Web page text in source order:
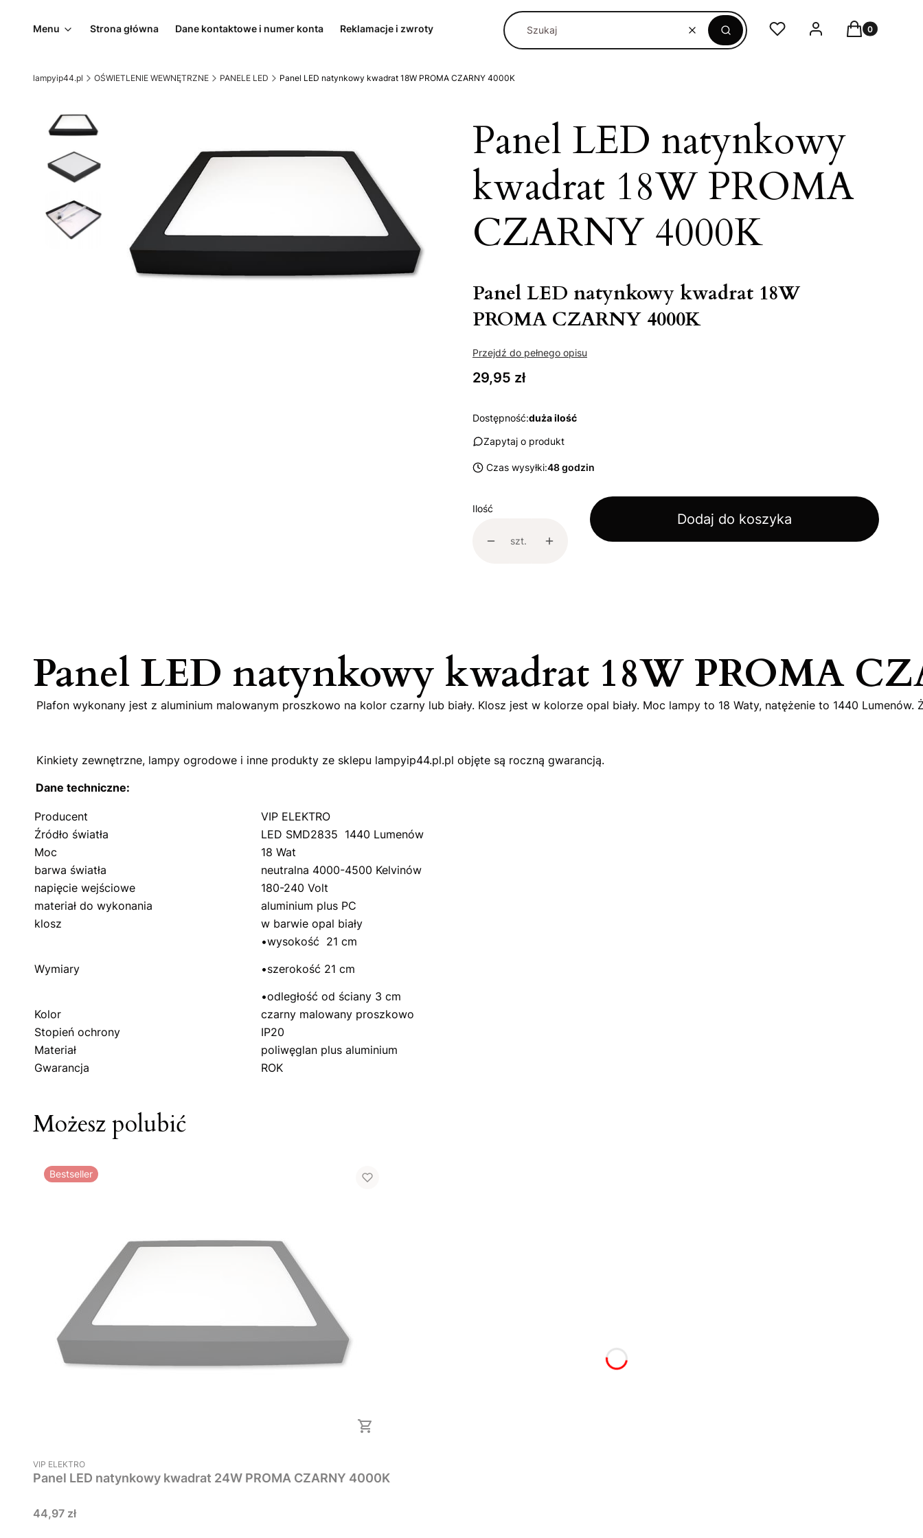
Menu Strona główna Dane kontaktowe i numer konta Reklamacje i zwroty
WyczyśćSzukaj
Ulubione Zaloguj sięProdukty w
Koszyk
lampyip44.pl OŚWIETLENIE WEWNĘTRZNE PANELE LED Panel LED natynkowy kwadrat 18W PROMA CZARNY 4000K
Panel LED natynkowy
kwadrat 18W PROMA
CZARNY 4000K
Panel LED natynkowy kwadrat 18W
PROMA CZARNY 4000K
Przejdź do pełnego opisu
Cena
29,95 zł
Dostępność:duża ilość
Zapytaj o produkt
Czas wysyłki:48 godzin
Ilość
szt.
Dodaj do koszyka
Panel LED natynkowy kwadrat 18W PROMA
Plafon wykonany jest z aluminium malowanym proszkowo na kolor czarny lub biały. Klosz jest w kolorze opal biały. Moc lampy to 18 Waty, natężenie to 1440
Kinkiety zewnętrzne, lampy ogrodowe i inne produkty ze sklepu lampyip44.pl.pl objęte są roczną gwarancją.
Dane techniczne:
Producent
VIP ELEKTRO
Źródło światła
LED SMD2835 1440 Lumenów
Moc
18 Wat
barwa światła
neutralna 4000-4500 Kelvinów
napięcie wejściowe
180-240 Volt
materiał do wykonania
aluminium plus PC
klosz
w barwie opal biały
Wymiary
•wysokość 21 cm
•szerokość 21 cm
•odległość od ściany 3 cm
Kolor
czarny malowany proszkowo
Stopień ochrony
IP20
Materiał
poliwęglan plus aluminium
Gwarancja
ROK
Możesz polubić
Bestseller
PRODUCENT
VIP ELEKTRO
Panel LED natynkowy kwadrat 24W PROMA CZARNY 4000K
Cena
44,97 zł